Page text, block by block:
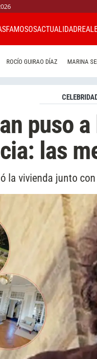
FAMOSOSACTUALIDAD
ROCÍO GUIRAO DÍAZ MARINA
puso
las
la vivienda junto